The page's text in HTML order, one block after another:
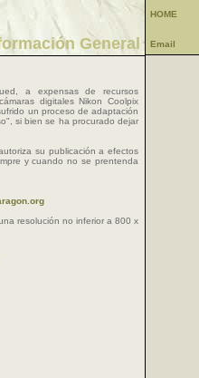
General
a expensas de recursos
digitales Nikon Coolpix
un proceso de adaptación
si bien se ha procurado dejar
su publicación a efectos
y cuando no se prentenda
resolución no inferior a 800 x
HOME
Email